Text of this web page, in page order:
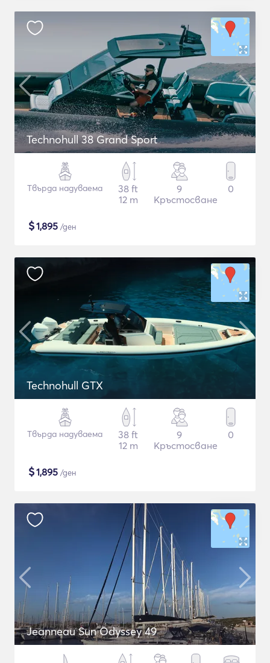
Technohull 38 Grand Sport
Твърда надуваема
38 ft
12 m
9
Кръстосване
0
$1,895 /ден
Technohull GTX
Твърда надуваема
38 ft
12 m
9
Кръстосване
0
$1,895 /ден
Jeanneau Sun Odyssey 49